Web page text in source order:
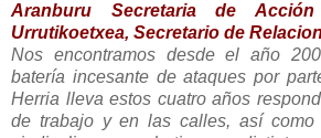
Aranburu Secretaria de
Urrutikoetxea, Secretario de
Nos encontramos desde el año
batería incesante de ataques por
Herria lleva estos cuatro años
de trabajo y en las calles, así